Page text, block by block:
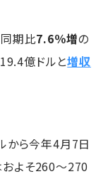
期比7.6％増の
億ドルと増収
から今年4月7日
よそ260〜270